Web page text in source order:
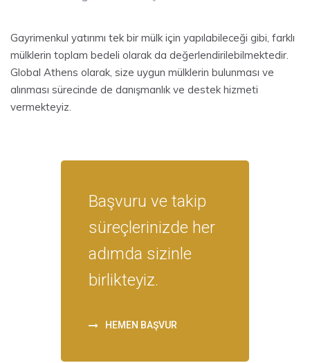
Gayrimenkul yatırımı tek bir mülk için yapılabileceği gibi, farklı
mülklerin toplam bedeli olarak da değerlendirilebilmektedir.
Global Athens olarak, size uygun mülklerin bulunması ve
alınması sürecinde de danışmanlık ve destek hizmeti
vermekteyiz.
Başvuru ve takip
süreçlerinizde her
adımda sizinle
birlikteyiz.
HEMEN BAŞVUR